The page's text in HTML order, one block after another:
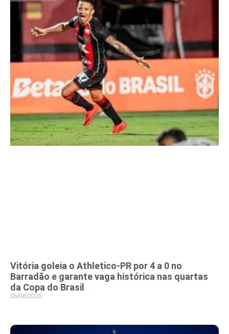
Vitória goleia o Athletico-PR por 4 a 0 no
Barradão e garante vaga histórica nas quartas
da Copa do Brasil
06/08/2026